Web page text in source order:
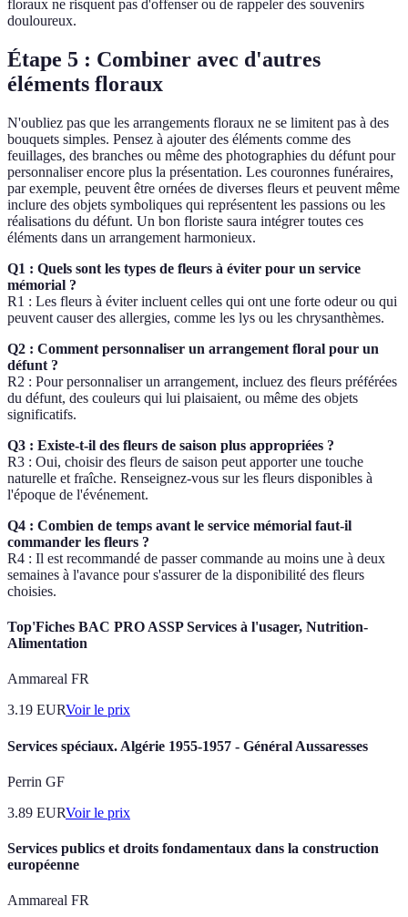
floraux ne risquent pas d'offenser ou de rappeler des souvenirs
douloureux.
Étape 5 : Combiner avec d'autres
éléments floraux
N'oubliez pas que les arrangements floraux ne se limitent pas à des
bouquets simples. Pensez à ajouter des éléments comme des
feuillages, des branches ou même des photographies du défunt pour
personnaliser encore plus la présentation. Les couronnes funéraires,
par exemple, peuvent être ornées de diverses fleurs et peuvent même
inclure des objets symboliques qui représentent les passions ou les
réalisations du défunt. Un bon floriste saura intégrer toutes ces
éléments dans un arrangement harmonieux.
Q1 : Quels sont les types de fleurs à éviter pour un service
mémorial ?
R1 : Les fleurs à éviter incluent celles qui ont une forte odeur ou qui
peuvent causer des allergies, comme les lys ou les chrysanthèmes.
Q2 : Comment personnaliser un arrangement floral pour un
défunt ?
R2 : Pour personnaliser un arrangement, incluez des fleurs préférées
du défunt, des couleurs qui lui plaisaient, ou même des objets
significatifs.
Q3 : Existe-t-il des fleurs de saison plus appropriées ?
R3 : Oui, choisir des fleurs de saison peut apporter une touche
naturelle et fraîche. Renseignez-vous sur les fleurs disponibles à
l'époque de l'événement.
Q4 : Combien de temps avant le service mémorial faut-il
commander les fleurs ?
R4 : Il est recommandé de passer commande au moins une à deux
semaines à l'avance pour s'assurer de la disponibilité des fleurs
choisies.
Top'Fiches BAC PRO ASSP Services à l'usager, Nutrition-
Alimentation
Ammareal FR
3.19 EURVoir le prix
Services spéciaux. Algérie 1955-1957 - Général Aussaresses
Perrin GF
3.89 EURVoir le prix
Services publics et droits fondamentaux dans la construction
européenne
Ammareal FR